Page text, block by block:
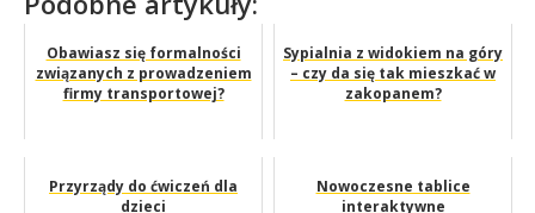
Obawiasz się formalności
związanych z prowadzeniem
firmy transportowej?
Sypialnia z widokiem na góry
– czy da się tak mieszkać w
zakopanem?
Przyrządy do ćwiczeń dla
dzieci
Nowoczesne tablice
interaktywne